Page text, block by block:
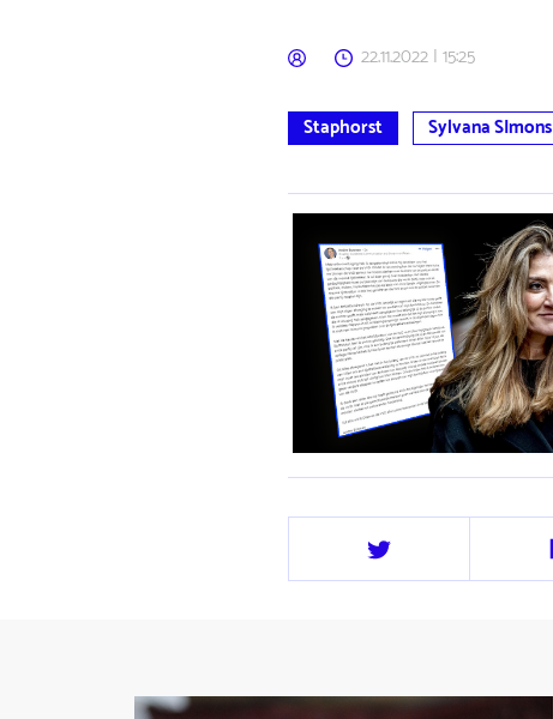
22.11.2022 | 15:25
Staphorst Sylvana SImons
Deel